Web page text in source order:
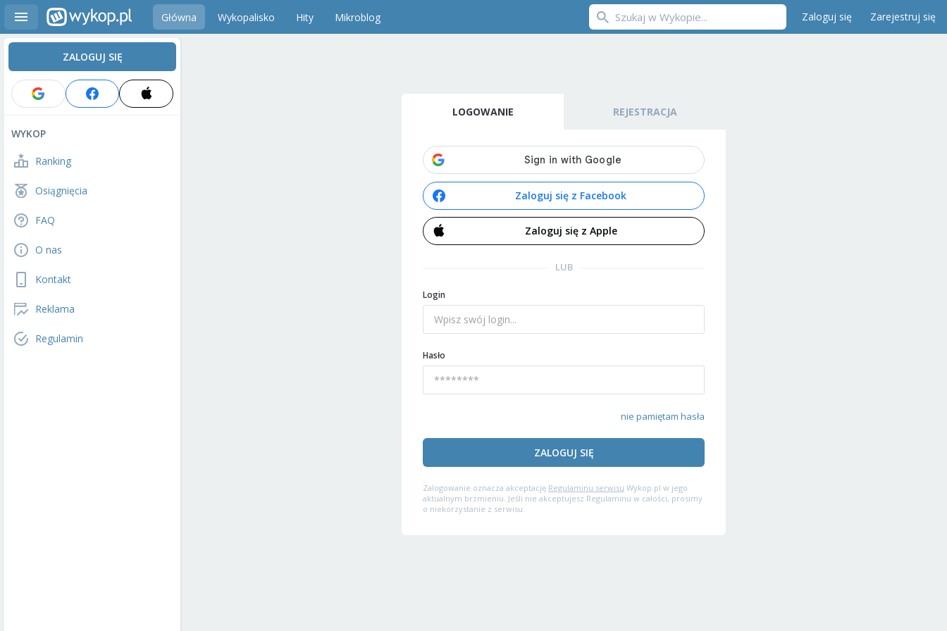
Główna Wykopalisko Hity Mikroblog Zaloguj się Zarejestruj się
ZALOGUJ SIĘ
WYKOP
Ranking
Osiągnięcia
FAQ
O nas
Kontakt
Reklama
Regulamin
LOGOWANIE REJESTRACJA
Zaloguj się z Facebook
Zaloguj się z Apple
LUB
Login
Hasło
nie pamiętam hasła
ZALOGUJ SIĘ
Zalogowanie oznacza akceptację Regulaminu serwisu Wykop.pl w jego
aktualnym brzmieniu. Jeśli nie akceptujesz Regulaminu w całości, prosimy
o niekorzystanie z serwisu.